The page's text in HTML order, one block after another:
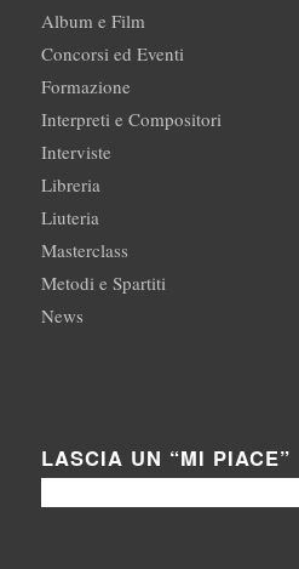
Album e Film
Concorsi ed Eventi
Formazione
Interpreti e Compositori
Interviste
Libreria
Liuteria
Masterclass
Metodi e Spartiti
News
LASCIA UN “MI PIACE”